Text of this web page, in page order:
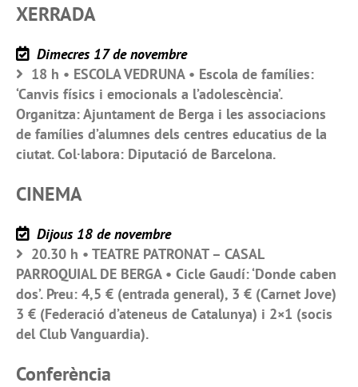
XERRADA
Dimecres 17 de novembre
18 h • ESCOLA VEDRUNA • Escola de famílies:
‘Canvis físics i emocionals a l’adolescència’.
Organitza: Ajuntament de Berga i les associacions
de famílies d’alumnes dels centres educatius de la
ciutat. Col·labora: Diputació de Barcelona.
CINEMA
Dijous 18 de novembre
20.30 h • TEATRE PATRONAT – CASAL
PARROQUIAL DE BERGA • Cicle Gaudí: ‘Donde caben
dos’. Preu: 4,5 € (entrada general), 3 € (Carnet Jove)
3 € (Federació d’ateneus de Catalunya) i 2×1 (socis
del Club Vanguardia).
Conferència